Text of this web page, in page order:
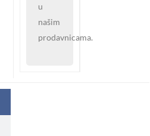
u
našim
prodavnicama.